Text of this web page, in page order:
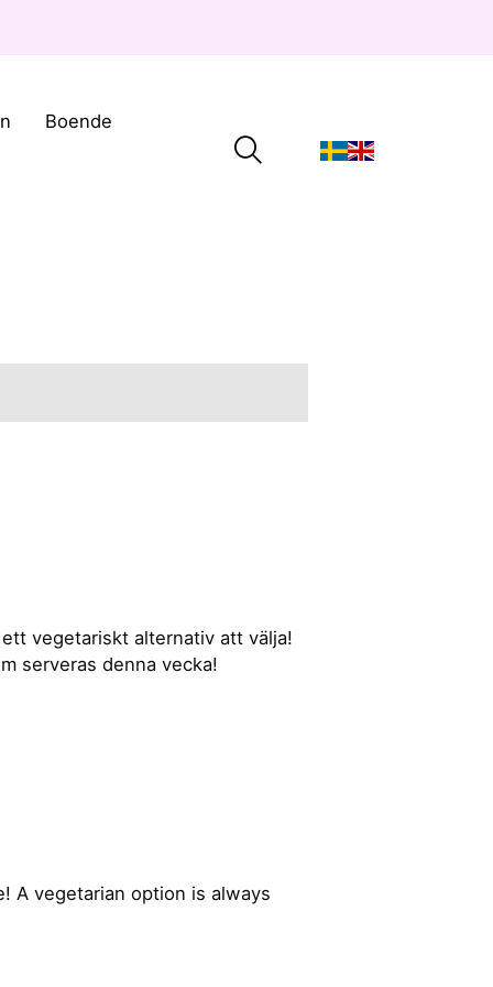
Boende
vegetariskt alternativ att välja!
serveras denna vecka!
A vegetarian option is always